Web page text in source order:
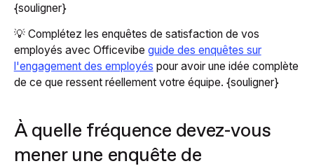
{souligner}
💡 Complétez les enquêtes de satisfaction de vos
employés avec Officevibe guide des enquêtes sur
l'engagement des employés pour avoir une idée complète
de ce que ressent réellement votre équipe. {souligner}
À quelle fréquence devez-vous
mener une enquête de